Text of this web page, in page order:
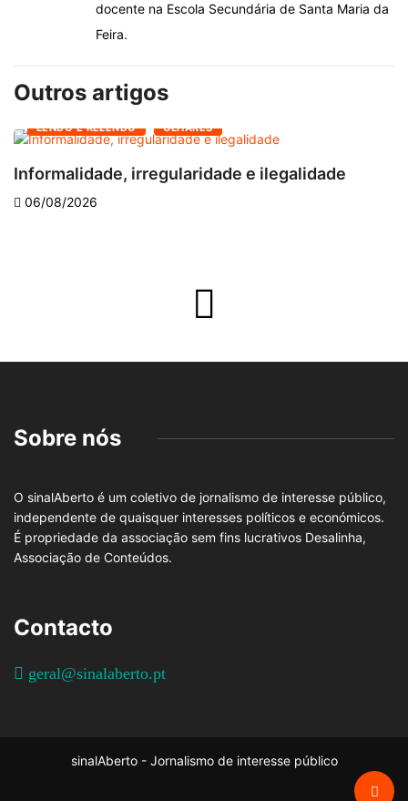
docente na Escola Secundária de Santa Maria da
Feira.
Outros artigos
LENDO E RELENDO OLHARES
Informalidade, irregularidade e ilegalidade
06/08/2026
Sobre nós
O sinalAberto é um coletivo de jornalismo de interesse público,
independente de quaisquer interesses políticos e económicos.
É propriedade da associação sem fins lucrativos Desalinha,
Associação de Conteúdos.
Contacto
geral@sinalaberto.pt
sinalAberto - Jornalismo de interesse público